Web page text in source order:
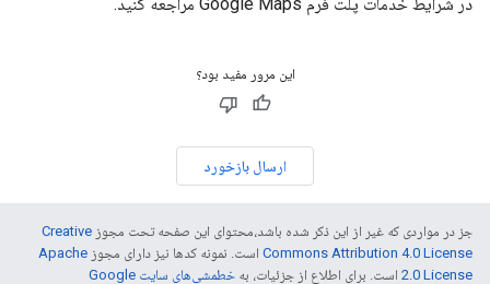
این مرور مفید بود؟
ارسال بازخورد
جز در مواردی که غیر از این ذکر شده باشد،‌محتوای این صفحه تحت مجوز Creative
Commons Attribution 4.0 License است. نمونه کدها نیز دارای مجوز Apache
2.0 License است. برای اطلاع از جزئیات، به
خطمشی‌های سایت Google